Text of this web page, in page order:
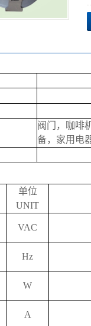
阀门，咖啡
备，家用电
单位
UNIT
VAC
Hz
W
A